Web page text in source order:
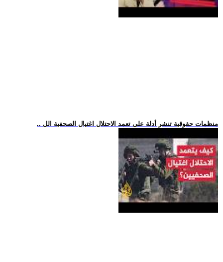
.. منظمات حقوقية تنشر أدلة على تعمد الاحتلال اغتيال الصحفية الل